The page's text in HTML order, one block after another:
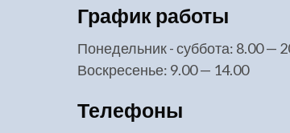
График работы
понедельник - суббота: 8.00 —
воскресенье: 9.00 — 14.00
Телефоны